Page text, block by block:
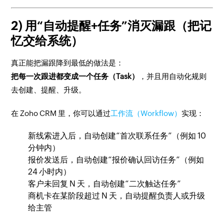
2) 用“自动提醒+任务”消灭漏跟（把记
忆交给系统）
真正能把漏跟降到最低的做法是：
把每一次跟进都变成一个任务（Task）
，并且用自动化规则
去创建、提醒、升级。
在 Zoho CRM 里，你可以通过工作流（Workflow）实现：
新线索进入后，自动创建“首次联系任务”（例如 10
分钟内）
报价发送后，自动创建“报价确认回访任务”（例如
24 小时内）
客户未回复 N 天，自动创建“二次触达任务”
商机卡在某阶段超过 N 天，自动提醒负责人或升级
给主管